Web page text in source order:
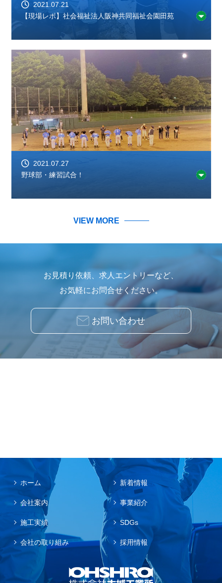
2021.07.21
【現場レポ】社会福祉法人阪神共同福祉会園田苑
2021.07.27
野球部・練習試合！
VIEW MORE
お見積り依頼、求人エントリーなど、
お気軽にお問合せください。
お問い合わせ
ホーム 新着情報
会社案内 事業紹介
施工実績 SDGs
会社の取り組み 採用情報